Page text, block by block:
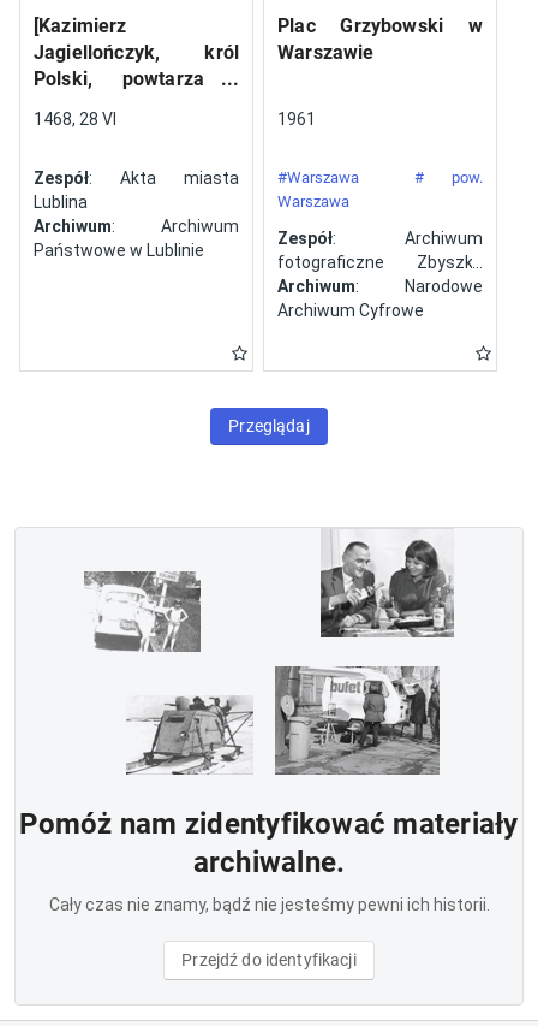
[Kazimierz
Jagiellończyk, król
Polski, powtarza i
wystawiony w Lublinie,
Jana ze Szczekocin,
starostę
1468, 28 VI
Zespół: Akta miasta
Lublina
Archiwum: Archiwum
Państwowe w Lublinie
Plac Grzybowski w
Warszawie
1961
#Warszawa
# pow.
Warszawa
Zespół: Archiwum
fotograficzne Zbyszka
Siemaszki
Archiwum: Narodowe
Archiwum Cyfrowe
Przeglądaj
Pomóż nam zidentyfikować materiały
archiwalne.
Cały czas nie znamy, bądź nie jesteśmy pewni ich historii.
Przejdź do identyfikacji